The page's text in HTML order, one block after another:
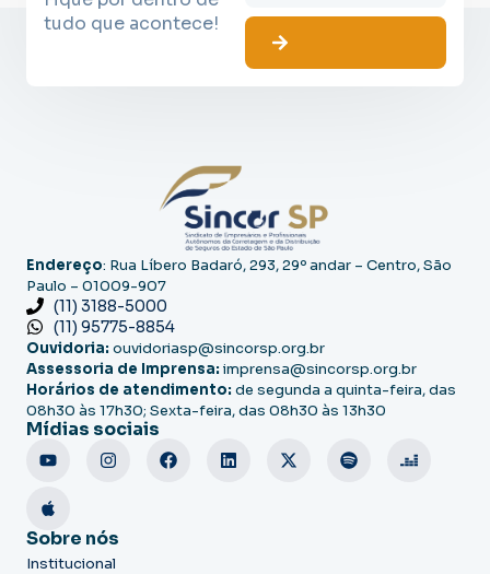
tudo que acontece!
Endereço: Rua Líbero Badaró, 293, 29º andar – Centro, São
Paulo – 01009-907
(11) 3188-5000
(11) 95775-8854
Ouvidoria: ouvidoriasp@sincorsp.org.br
Assessoria de Imprensa: imprensa@sincorsp.org.br
Horários de atendimento: de segunda a quinta-feira, das
08h30 às 17h30; Sexta-feira, das 08h30 às 13h30
Mídias sociais
Sobre nós
Institucional